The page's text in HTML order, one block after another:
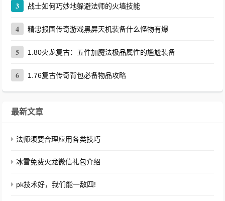
3 战士如何巧妙地躲避法师的火墙技能
4 精忠报国传奇游戏黑屏天机装备什么怪物有爆
5 1.80火龙复古：五件加魔法极品属性的尴尬装备
6 1.76复古传奇背包必备物品攻略
最新文章
法师须要合理应用各类技巧
冰雪免费火龙微信礼包介绍
pk技术好，我们能一敌四!